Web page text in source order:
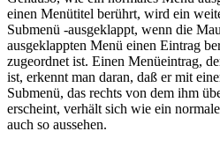
einen Menütitel berührt, wird ein
Submenü -ausgeklappt, wenn die
ausgeklappten Menü einen Eintrag
zugeordnet ist. Einen Menüeintrag,
ist, erkennt man daran, daß er mit
Submenü, das rechts von dem ihm
erscheint, verhält sich wie ein
auch so aussehen.